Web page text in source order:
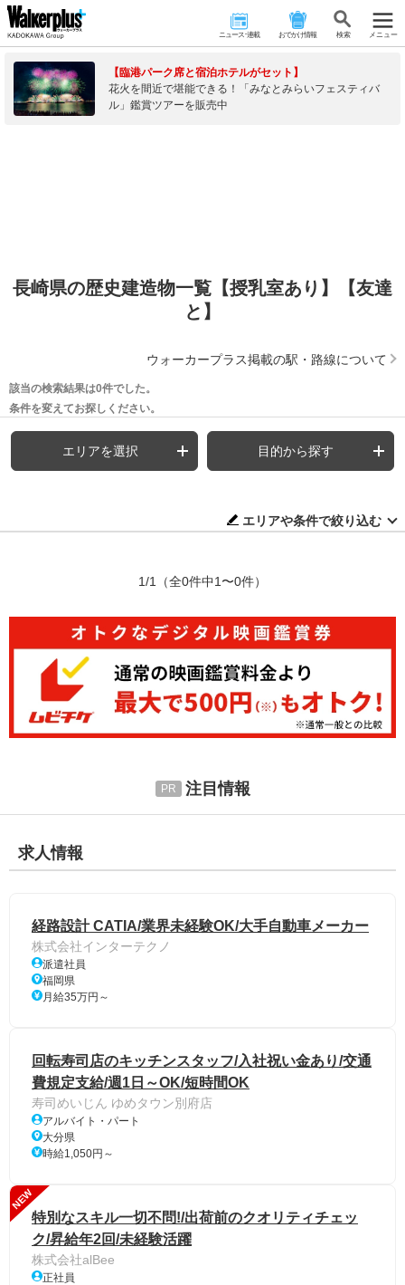
ニュース･連載 おでかけ情報 検 索 メニュー
【臨港パーク席と宿泊ホテルがセット】
花火を間近で堪能できる！「みなとみらいフェスティバ
ル」鑑賞ツアーを販売中
長崎県の歴史建造物一覧【授乳室あり】【友達
と】
ウォーカープラス掲載の駅・路線について
該当の検索結果は0件でした。
条件を変えてお探しください。
エリアを選択 目的から探す
エリアや条件で絞り込む
1/1 （全0件中1〜0件）
注目情報
求人情報
経路設計 CATIA/業界未経験OK/大手自動車メーカー
株式会社インターテクノ
派遣社員
福岡県
月給35万円～
回転寿司店のキッチンスタッフ/入社祝い金あり/交通
費規定支給/週1日～OK/短時間OK
寿司めいじん ゆめタウン別府店
アルバイト・パート
大分県
時給1,050円～
NEW
特別なスキル一切不問!/出荷前のクオリティチェッ
ク/昇給年2回/未経験活躍
株式会社alBee
正社員